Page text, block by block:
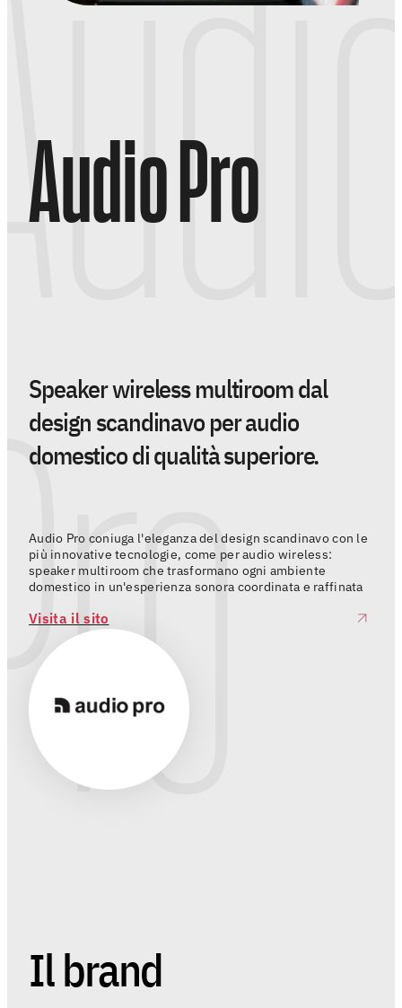
Audio Pro
Speaker wireless multiroom dal
design scandinavo per audio
domestico di qualità superiore.
Audio Pro coniuga l'eleganza del design scandinavo con le
più innovative tecnologie, come per audio wireless:
speaker multiroom che trasformano ogni ambiente
domestico in un'esperienza sonora coordinata e raffinata
Visita il sito
Il brand